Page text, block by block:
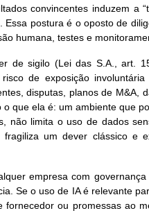
convincentes induzem a
Essa postura é o oposto de
humana, testes e
de sigilo (Lei das S.A., art.
de exposição
disputas, planos de M&A,
que ela é: um ambiente que
não limita o uso de dados
fragiliza um dever clássico e
empresa com
Se o uso de IA é relevante
fornecedor ou promessas ao